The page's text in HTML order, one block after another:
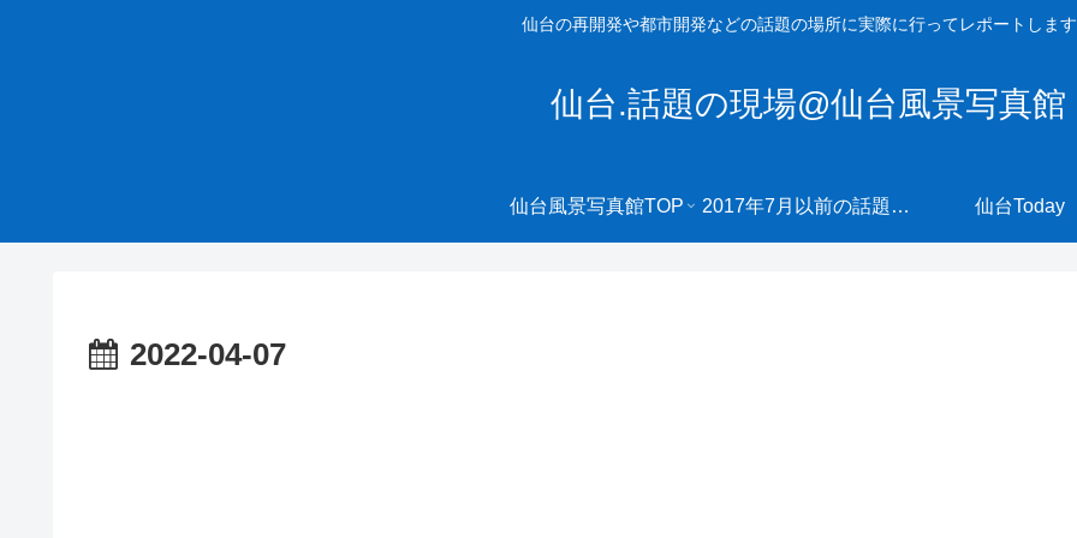
仙台の再開発や都市開発などの話題の場所に実際に行ってレポートしま
仙台.話題の現場@仙台風景写真館
仙台風景写真館TOP 2017年7月以前の話題の現場へ 仙台Today
2022-04-07